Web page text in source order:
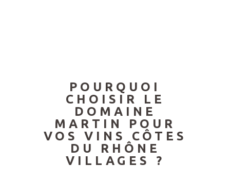
POURQUOI
CHOISIR LE
DOMAINE
MARTIN POUR
VOS VINS CÔTES
DU RHÔNE
VILLAGES ?